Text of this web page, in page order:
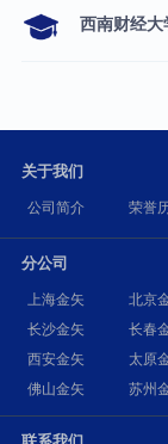
西南财经
关于我们
公司简介 荣誉
分公司
上海金矢 北京
长沙金矢
长春
西安金矢
太原
佛山金矢
苏州